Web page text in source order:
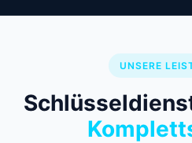
UNSERE